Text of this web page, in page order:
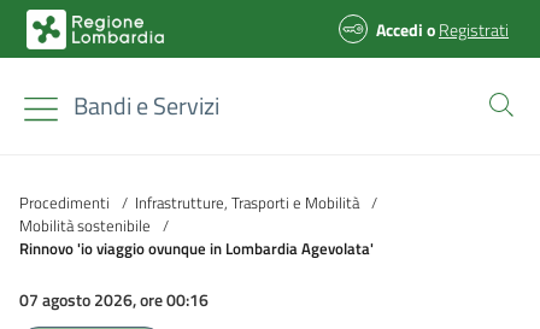
AccedioRegistrati
Bandi e Servizi
Procedimenti / Infrastrutture, Trasporti e Mobilità /
Mobilità sostenibile /
Rinnovo 'io viaggio ovunque in Lombardia Agevolata'
07 agosto 2026, ore 00:16